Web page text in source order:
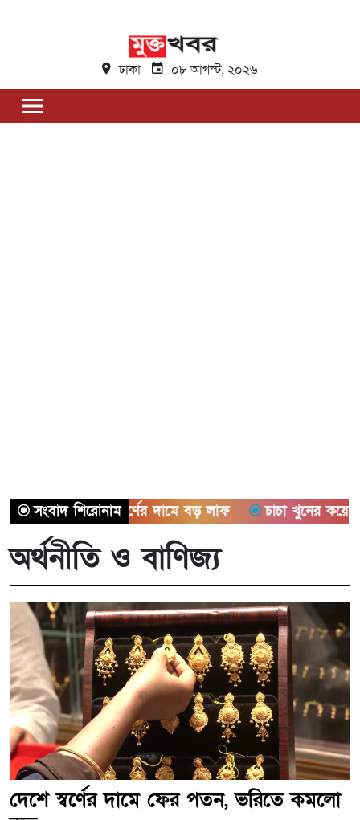
ঢাকা ০৮ আগস্ট, ২০২৬
সংবাদ শিরোনাম
দেশে স্বর্ণের দামে বড় লাফ চাচা খুনের কয়েকমাস পর
অর্থনীতি ও বাণিজ্য
দেশে স্বর্ণের দামে ফের পতন, ভরিতে কমলো